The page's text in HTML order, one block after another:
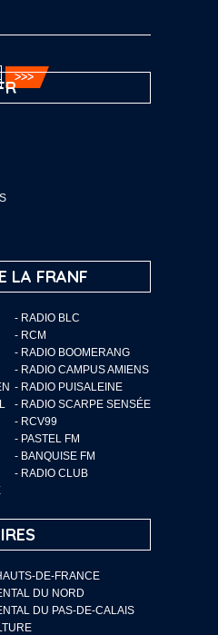
LA FRANF
- RADIO BLC
- RCM
- RADIO BOOMERANG
- RADIO CAMPUS AMIENS
- RADIO PUISALEINE
- RADIO SCARPE SENSÉE
- RCV99
- PASTEL FM
- BANQUISE FM
- RADIO CLUB
DE-FRANCE
DU NORD
DU PAS-DE-CALAIS